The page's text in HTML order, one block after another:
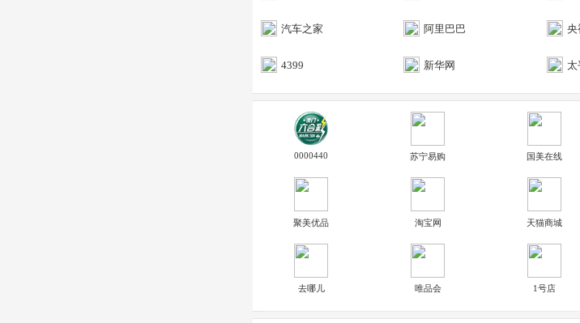
汽车之家 阿里巴巴 央
4399 新华网 太
0000440 苏宁易购 国美在线
聚美优品 淘宝网 天猫商城
去哪儿 唯品会 1号店